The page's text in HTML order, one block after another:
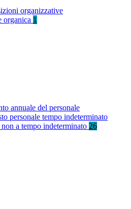
organizzative
organica 1
annuale del personale
personale tempo indeterminato
non a tempo indeterminato 26